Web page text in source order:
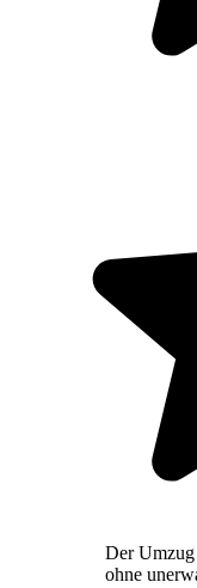
Der
ohne